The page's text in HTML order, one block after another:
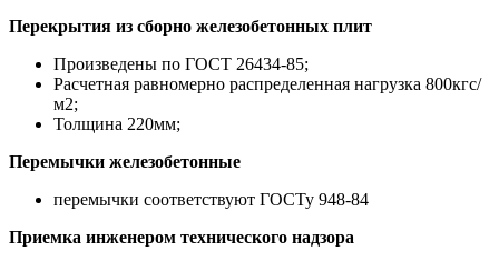
Перекрытия из сборно железобетонных плит
Произведены по ГОСТ 26434-85;
Расчетная равномерно распределенная нагрузка 800кгс/
м2;
Толщина 220мм;
Перемычки железобетонные
перемычки соответствуют ГОСТу 948-84
Приемка инженером технического надзора